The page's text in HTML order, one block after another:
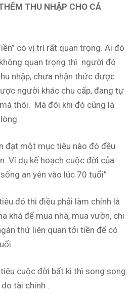
THU NHẬP CHO CÁ
có vị trí rất quan trọng. Ai đó
quan trọng thì người đó
nhập, chưa nhận thức được
người khác chu cấp, đang tự
thôi. Mà đôi khi đó cũng là
đạt một mục tiêu nào đó đều
Ví dụ kế hoạch cuộc đời của
an yên vào lúc 70 tuổi”
đó thì điều phải làm chính là
khá để mua nhà, mua vườn, chi
thứ liên quan tới tiền để có
cuộc đời bất kì thì song song
tài chính .